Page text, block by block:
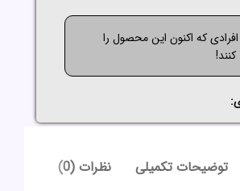
افرادی که اکنون این محصول را
توضیحات تکمیلی
نظرات (0)